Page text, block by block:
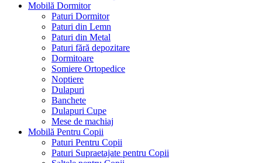
Mobilă Dormitor
Paturi Dormitor
Paturi din Lemn
Paturi din Metal
Paturi fără depozitare
Dormitoare
Somiere Ortopedice
Noptiere
Dulapuri
Banchete
Dulapuri Cupe
Mese de machiaj
Mobilă Pentru Copii
Paturi Pentru Copii
Paturi Supraetajate pentru Copii